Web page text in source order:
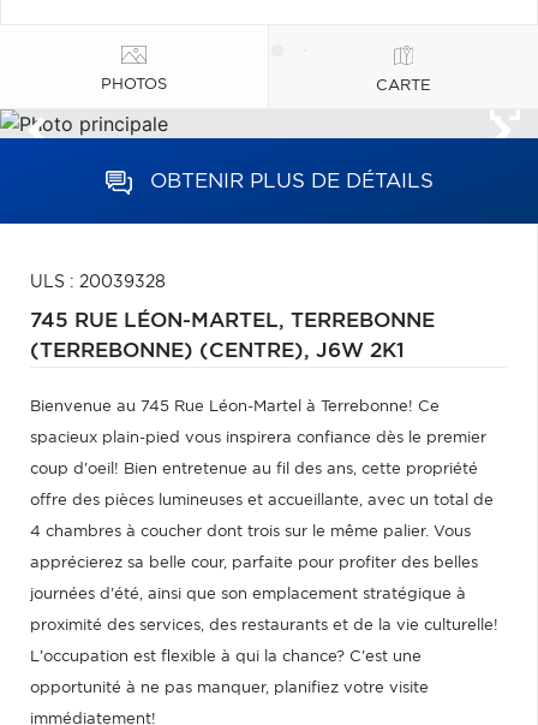
PHOTOS CARTE
OBTENIR PLUS DE DÉTAILS
ULS : 20039328
745 RUE LÉON-MARTEL, TERREBONNE
(TERREBONNE) (CENTRE), J6W 2K1
Bienvenue au 745 Rue Léon-Martel à Terrebonne! Ce
spacieux plain-pied vous inspirera confiance dès le premier
coup d'oeil! Bien entretenue au fil des ans, cette propriété
offre des pièces lumineuses et accueillante, avec un total de
4 chambres à coucher dont trois sur le même palier. Vous
apprécierez sa belle cour, parfaite pour profiter des belles
journées d'été, ainsi que son emplacement stratégique à
proximité des services, des restaurants et de la vie culturelle!
L'occupation est flexible à qui la chance? C'est une
opportunité à ne pas manquer, planifiez votre visite
immédiatement!